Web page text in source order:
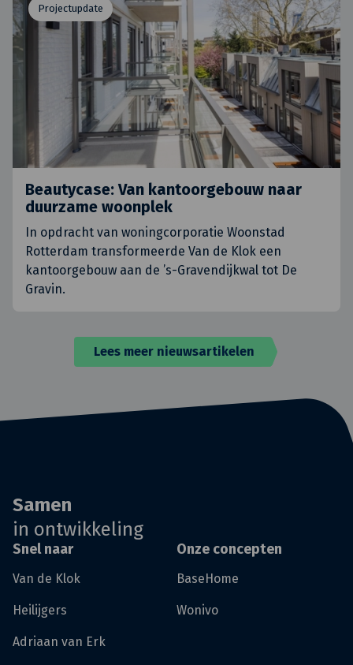
Projectupdate
Beautycase: Van kantoorgebouw naar
duurzame woonplek
In opdracht van woningcorporatie Woonstad
Rotterdam transformeerde Van de Klok een
kantoorgebouw aan de ’s-Gravendijkwal tot De
Gravin.
Lees meer nieuwsartikelen
Samen
in ontwikkeling
Snel naar
Van de Klok
Heilijgers
Adriaan van Erk
Onze concepten
BaseHome
Wonivo